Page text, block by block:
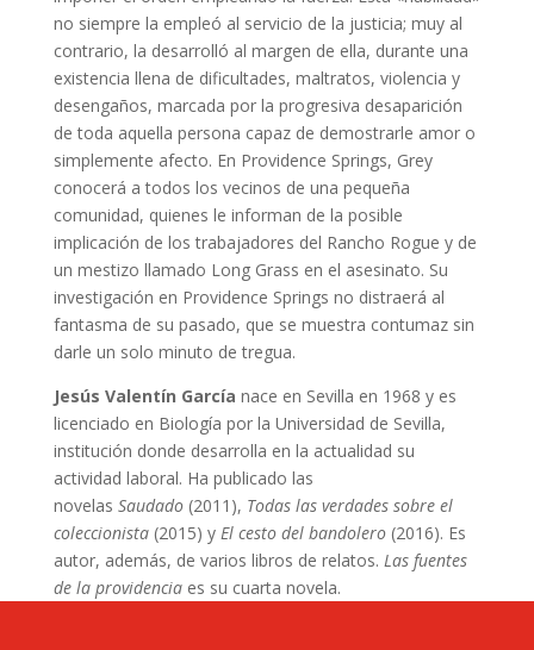
no siempre la empleó al servicio de la justicia; muy al
contrario, la desarrolló al margen de ella, durante una
existencia llena de dificultades, maltratos, violencia y
desengaños, marcada por la progresiva desaparición
de toda aquella persona capaz de demostrarle amor o
simplemente afecto. En Providence Springs, Grey
conocerá a todos los vecinos de una pequeña
comunidad, quienes le informan de la posible
implicación de los trabajadores del Rancho Rogue y de
un mestizo llamado Long Grass en el asesinato. Su
investigación en Providence Springs no distraerá al
fantasma de su pasado, que se muestra contumaz sin
darle un solo minuto de tregua.
Jesús Valentín García nace en Sevilla en 1968 y es
licenciado en Biología por la Universidad de Sevilla,
institución donde desarrolla en la actualidad su
actividad laboral. Ha publicado las
novelas Saudado (2011), Todas las verdades sobre el
coleccionista(2015) y El cesto del bandolero(2016). Es
autor, además, de varios libros de relatos. Las fuentes
de la providenciaes su cuarta novela.